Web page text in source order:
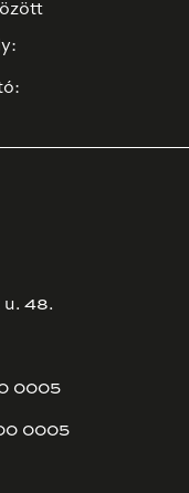
u. 48.
0005
0005